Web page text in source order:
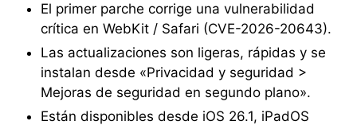
El primer parche corrige una vulnerabilidad
crítica en WebKit / Safari (CVE-2026-20643).
Las actualizaciones son ligeras, rápidas y se
instalan desde «Privacidad y seguridad >
Mejoras de seguridad en segundo plano».
Están disponibles desde iOS 26.1, iPadOS